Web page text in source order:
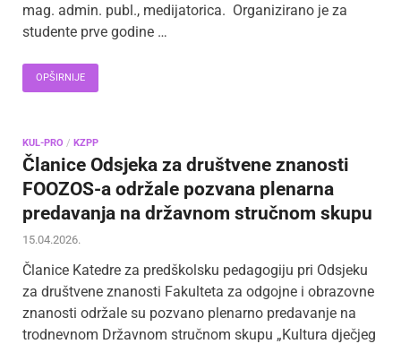
mag. admin. publ., medijatorica. Organizirano je za
studente prve godine …
OPŠIRNIJE
KUL-PRO / KZPP
Članice Odsjeka za društvene znanosti
FOOZOS-a održale pozvana plenarna
predavanja na državnom stručnom skupu
15.04.2026.
Članice Katedre za predškolsku pedagogiju pri Odsjeku
za društvene znanosti Fakulteta za odgojne i obrazovne
znanosti održale su pozvano plenarno predavanje na
trodnevnom Državnom stručnom skupu „Kultura dječjeg